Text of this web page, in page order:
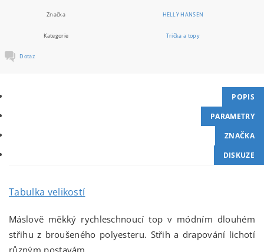
Značka HELLY HANSEN
Kategorie Trička a topy
Dotaz
POPIS
PARAMETRY
ZNAČKA
DISKUZE
Tabulka velikostí
Máslově měkký rychleschnoucí top v módním dlouhém
střihu z broušeného polyesteru. Střih a drapování lichotí
různým postavám.